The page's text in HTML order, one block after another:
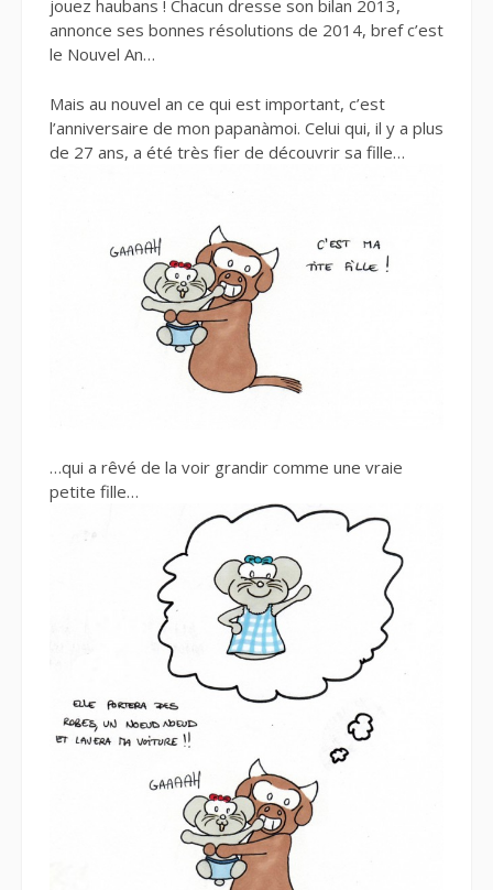
jouez haubans ! Chacun dresse son bilan 2013,
annonce ses bonnes résolutions de 2014, bref c’est
le Nouvel An…
Mais au nouvel an ce qui est important, c’est
l’anniversaire de mon papanàmoi. Celui qui, il y a plus
de 27 ans, a été très fier de découvrir sa fille…
…qui a rêvé de la voir grandir comme une vraie
petite fille…